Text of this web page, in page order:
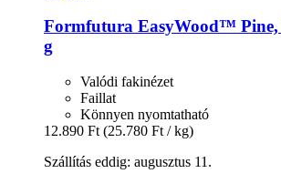
Formfutura EasyWood™ Pine,
g
Valódi fakinézet
Faillat
Könnyen nyomtatható
12.890 Ft (25.780 Ft / kg)
Szállítás eddig: augusztus 11.